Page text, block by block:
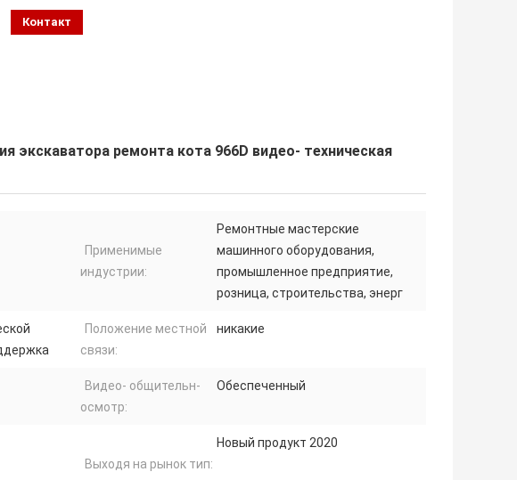
Контакт
экскаватора ремонта кота 966D видео- техническая
Применимые
индустрии:
Ремонтные мастерские
машинного оборудования,
промышленное предприятие,
розница, строительства, энерг
Положение местной
связи:
никакие
Видео- общительн-
осмотр:
Обеспеченный
Выходя на рынок тип:
Новый продукт 2020